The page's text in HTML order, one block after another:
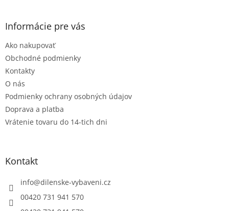
Informácie pre vás
Ako nakupovať
Obchodné podmienky
Kontakty
O nás
Podmienky ochrany osobných údajov
Doprava a platba
Vrátenie tovaru do 14-tich dni
Kontakt
info@dilenske-vybaveni.cz
00420 731 941 570